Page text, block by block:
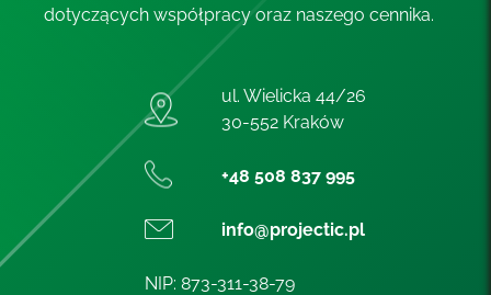
dotyczących współpracy oraz naszego cennika.
ul. Wielicka 44/26
30-552 Kraków
+48 508 837 995
info@projectic.pl
NIP: 873-311-38-79